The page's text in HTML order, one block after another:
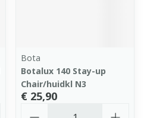
Bota
Botalux 140 Stay-up
Chair/huidkl N3
€ 25,90